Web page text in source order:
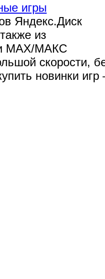
игры
Яндекс.Диск
из
MAX/МАКС
скорости,
новинки